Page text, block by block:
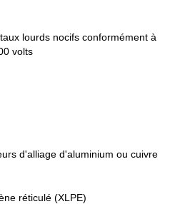
lourds nocifs conformément à
volts
d'alliage d'aluminium ou cuivre
réticulé (XLPE)